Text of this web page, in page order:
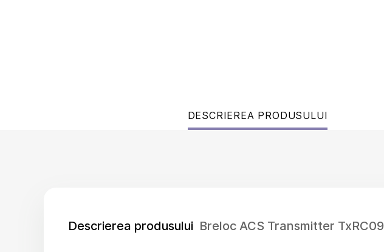
DESCRIEREA PRODUSULUI
Descrierea produsului Breloc ACS Transmitter TxRC09